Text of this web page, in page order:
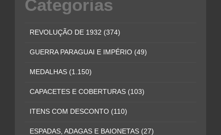
Categorias
REVOLUÇÃO DE 1932 (374)
GUERRA PARAGUAI E IMPÉRIO (49)
MEDALHAS (1.150)
CAPACETES E COBERTURAS (103)
ITENS COM DESCONTO (110)
ESPADAS, ADAGAS E BAIONETAS (27)